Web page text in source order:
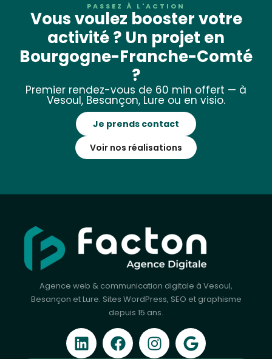
PASSEZ À L'ACTION
Vous voulez booster votre
activité ? Un projet en
Bourgogne-Franche-Comté
?
Premier rendez-vous de 60 min offert — à
Vesoul, Besançon, Lure ou en visio.
Je prends contact
Voir nos réalisations
Agence web & communication digitale à Vesoul,
Besançon et Lure. Sites WordPress, SEO et graphisme
depuis 15 ans.